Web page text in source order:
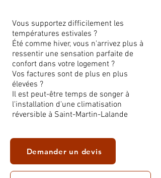
Vous supportez difficilement les
températures estivales ?
Été comme hiver, vous n'arrivez plus à
ressentir une sensation parfaite de
confort dans votre logement ?
Vos factures sont de plus en plus
élevées ?
Il est peut-être temps de songer à
l'installation d'une climatisation
réversible à Saint-Martin-Lalande
Demander un devis